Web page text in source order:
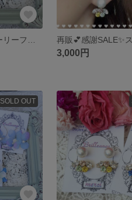
3,000円
SOLD OUT